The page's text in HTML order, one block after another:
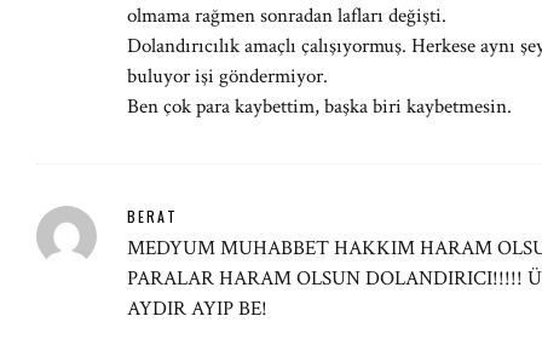
olmama rağmen sonradan lafları değişti.
Dolandırıcılık amaçlı çalışıyormuş. Herkese aynı
buluyor işi göndermiyor.
Ben çok para kaybettim, başka biri kaybetmesin.
BERAT
MEDYUM MUHABBET HAKKIM HARAM
PARALAR HARAM OLSUN DOLANDIRICI!!!!!
AYDIR AYIP BE!